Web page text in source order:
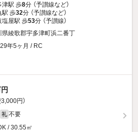
津駅 歩8分 （予讃線など）
駅 歩32分 （予讃線など）
塩屋駅 歩53分 （予讃線）
県綾歌郡宇多津町浜二番丁
年5ヶ月 / RC
3,000円）
礼 不要
/ 30.55㎡